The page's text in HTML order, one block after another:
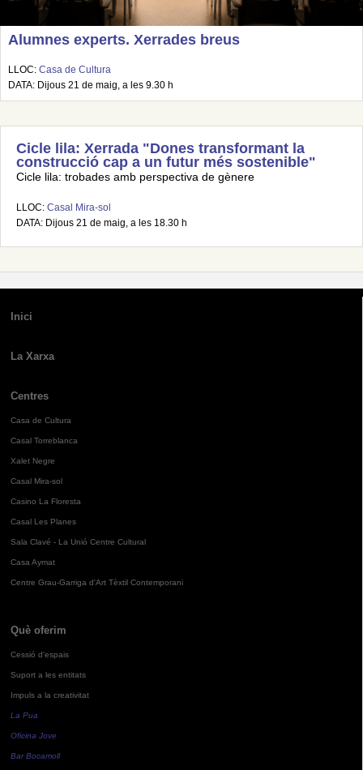
Alumnes experts. Xerrades breus
LLOC: Casa de Cultura
DATA: Dijous 21 de maig, a les 9.30 h
Cicle lila: Xerrada "Dones transformant la
construcció cap a un futur més sostenible"
Cicle lila: trobades amb perspectiva de gènere
LLOC: Casal Mira-sol
DATA: Dijous 21 de maig, a les 18.30 h
Inici
La Xarxa
Centres
Casa de Cultura
Casal Torreblanca
Xalet Negre
Casal Mira-sol
Casino La Floresta
Casal Les Planes
Sala Clavé - La Unió Centre Cultural
Casa Aymat
Centre Grau-Garriga d'Art Tèxtil Contemporani
Què oferim
Cessió d'espais
Suport a les entitats
Impuls a la creativitat
La Pua
Oficina Jove
Bar Bocamoll